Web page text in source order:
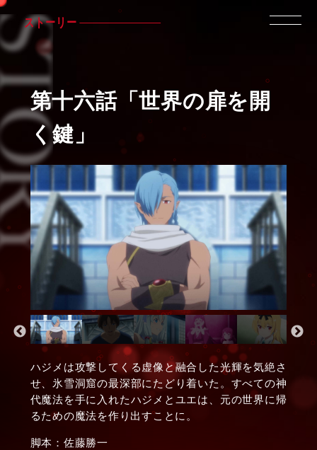
ストーリー
第十六話「世界の扉を開
く鍵」
ハジメは攻撃してくる虚像と融合した光輝を気絶さ
せ、氷雪洞窟の最深部にたどり着いた。すべての神
代魔法を手に入れたハジメとユエは、元の世界に帰
るための魔法を作り出すことに。
脚本：佐藤勝一